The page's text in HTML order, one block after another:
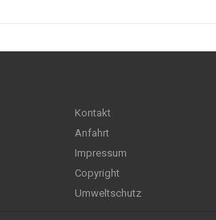
Kontakt
Anfahrt
Impressum
Copyright
Umweltschutz